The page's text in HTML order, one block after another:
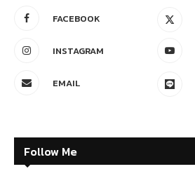
FACEBOOK
INSTAGRAM
EMAIL
Follow Me